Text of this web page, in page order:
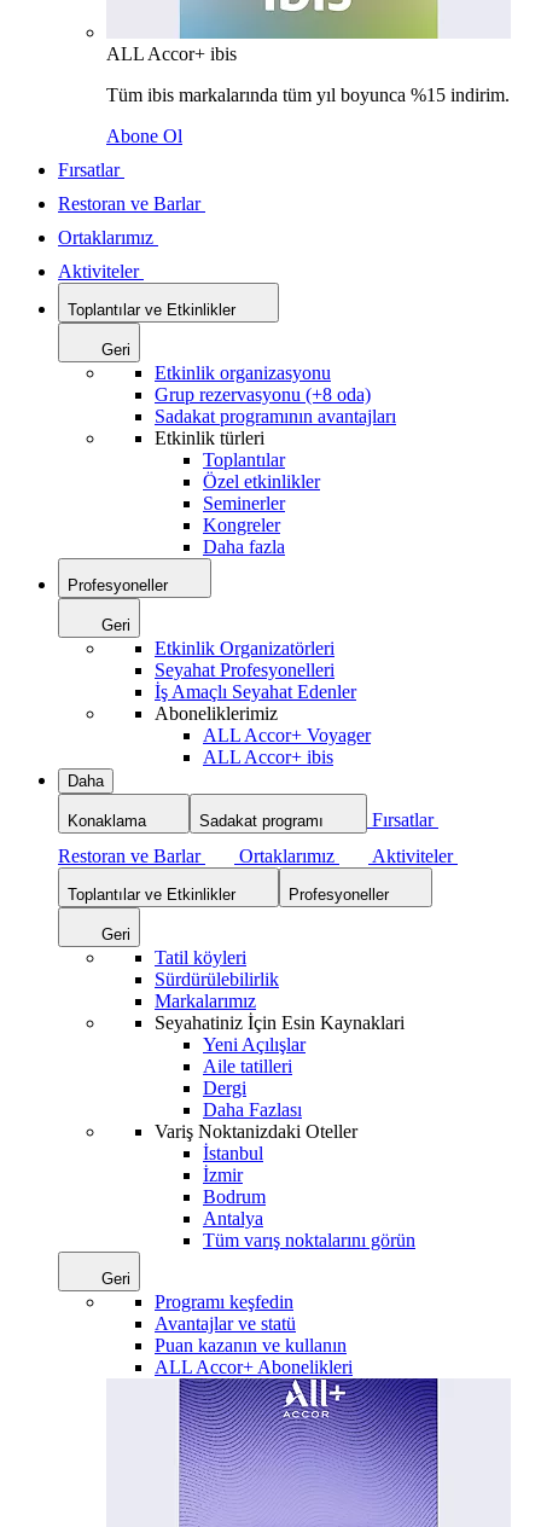
ALL Accor+ ibis
Tüm ibis markalarında tüm yıl boyunca %15 indirim.
Abone Ol
Fırsatlar
Restoran ve Barlar
Ortaklarımız
Aktiviteler
Toplantılar ve Etkinlikler
Geri
Etkinlik organizasyonu
Grup rezervasyonu (+8 oda)
Sadakat programının avantajları
Etkinlik türleri
Toplantılar
Özel etkinlikler
Seminerler
Kongreler
Daha fazla
Profesyoneller
Geri
Etkinlik Organizatörleri
Seyahat Profesyonelleri
İş Amaçlı Seyahat Edenler
Aboneliklerimiz
ALL Accor+ Voyager
ALL Accor+ ibis
Daha
Konaklama Sadakat programı
Fırsatlar
Restoran ve Barlar
Ortaklarımız Aktiviteler
Toplantılar ve Etkinlikler Profesyoneller
Geri
Tatil köyleri
Sürdürülebilirlik
Markalarımız
Seyahatiniz İçin Esin Kaynaklari
Yeni Açılışlar
Aile tatilleri
Dergi
Daha Fazlası
Variş Noktanizdaki Oteller
İstanbul
İzmir
Bodrum
Antalya
Tüm varış noktalarını görün
Geri
Programı keşfedin
Avantajlar ve statü
Puan kazanın ve kullanın
ALL Accor+ Abonelikleri